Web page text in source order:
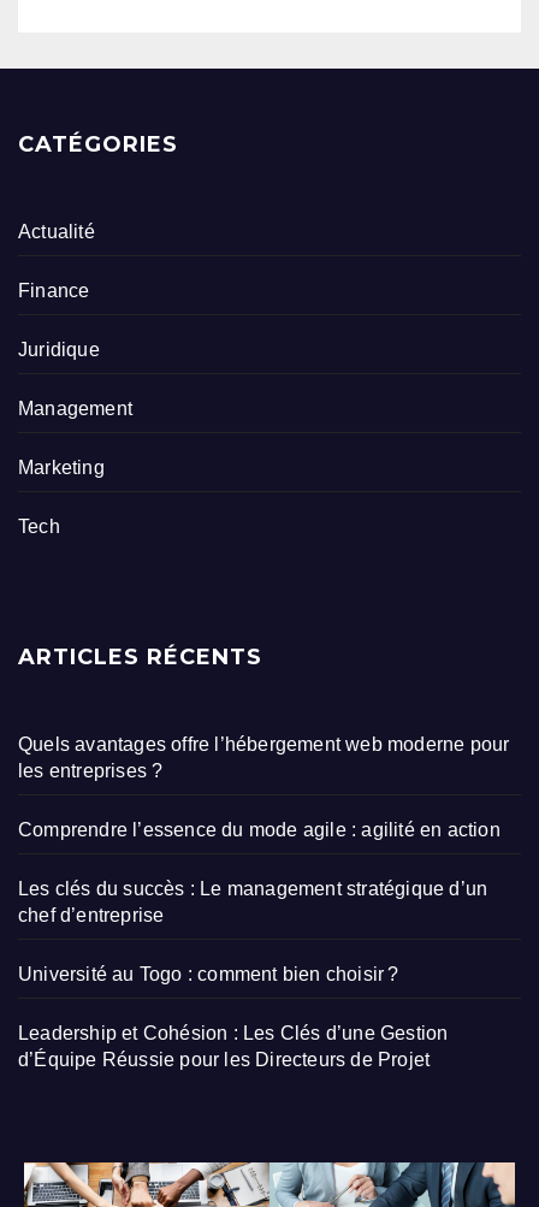
CATÉGORIES
Actualité
Finance
Juridique
Management
Marketing
Tech
ARTICLES RÉCENTS
Quels avantages offre l’hébergement web moderne pour
les entreprises ?
Comprendre l’essence du mode agile : agilité en action
Les clés du succès : Le management stratégique d’un
chef d’entreprise
Université au Togo : comment bien choisir ?
Leadership et Cohésion : Les Clés d’une Gestion
d’Équipe Réussie pour les Directeurs de Projet